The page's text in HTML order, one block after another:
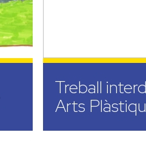
Treball
Arts